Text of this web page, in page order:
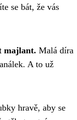
se bát, že vás
majlant. Malá díra
A to už
hravě, aby se